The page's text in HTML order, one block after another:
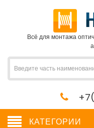
Всё для монтажа
КАТЕГОРИИ